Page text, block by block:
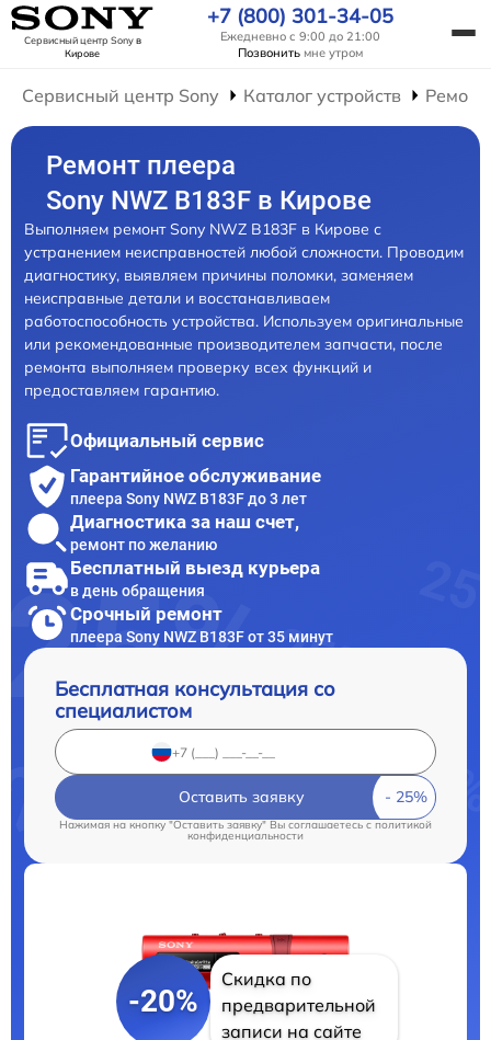
Сервисный центр Sonyв
Кирове
+7 (800) 301-34-05
Ежедневно с 9:00 до 21:00
Позвонить мне утром
Сервисный центр Sony Каталог устройств
Ремонт плеера
Sony NWZ B183F в Кирове
Выполняем ремонт Sony NWZ B183F в Кирове с
устранением неисправностей любой сложности. Проводим
диагностику, выявляем причины поломки, заменяем
неисправные детали и восстанавливаем
работоспособность устройства. Используем оригинальные
или рекомендованные производителем запчасти, после
ремонта выполняем проверку всех функций и
предоставляем гарантию.
Официальный сервис
Гарантийное обслуживание
плеера Sony NWZ B183F до 3 лет
Диагностика за наш счет,
ремонт по желанию
Бесплатный выезд курьера
в день обращения
Срочный ремонт
плеера Sony NWZ B183F от 35 минут
Бесплатная консультация со
специалистом
Оставить заявку
Нажимая на кнопку "Оставить заявку" Вы соглашаетесь cполитикой
конфиденциальности
-20%
Скидка по
предварительной
записи на сайте